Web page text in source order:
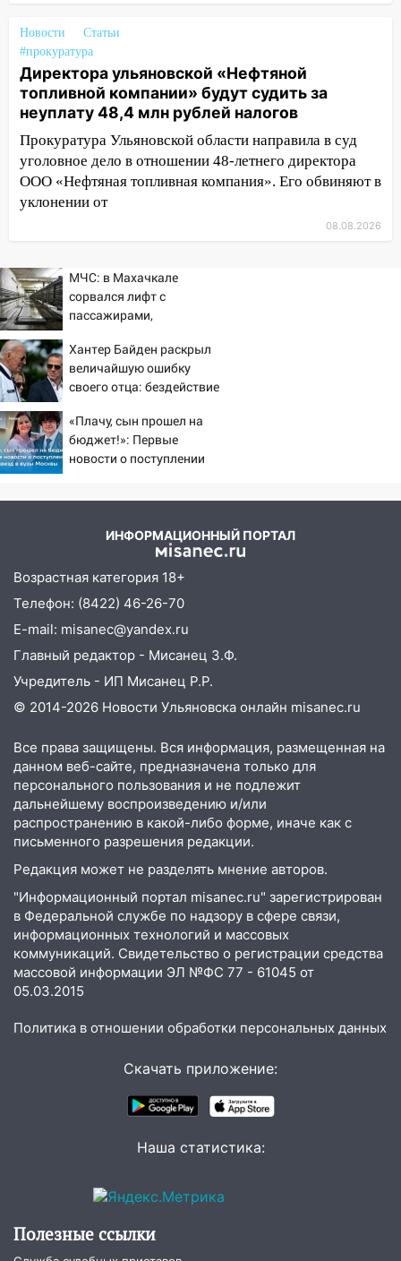
13:08
Ураган ударил по Ульяновску:
сорванные крыши, поваленные деревья,
затопленные улицы и остановившиеся
трамваи
12:17 Ульяновск накрыл крупный град:
после ливня город снова уходит под
воду
12:12 Прокуратура взяла на контроль
ДТП с шестилетним ребёнком на улице
12:01
Пьяная женщина сбила
шестилетнего ребёнка на улице
Федерации: возбуждено уголовное дело
11:16
В Ульяновске ищут 37-летнего
мужчину, пропавшего ещё 19 июля
10:30
хаски: куда сходить в Ульяновской
области 8–9 августа
10:11
«Нефтяной топливной компании» будут
09:28 Дети на дорогах: пострадали
велосипедисты, мотоциклисты и
пешеходы. Обзор крупных аварий в
Ульяновской области
08:30 Поджог со свечой, 16 сгоревших
домов и выстрел за водку
07:50 Какая погоды будет днем 8
06:45 Императорский мост в
Ульяновске останется закрытым до
утра 10 августа
05:18 Судьба готовит сюрприз: гороскоп
деньгами, а кого ждет неожиданная
встреча
04:47 В Ульяновской области объявили
ракетную опасность: звучат сирены
07.08.2026
купить тракторы с отсрочкой платежа
В следственном управлении
состоялось торжественное
мероприятие, приуроченное к
празднованию Дня сотрудника органов
следствия Российской Федерации
Ульяновцев приглашают
поддержать «Симбирскую чебурашку»
на фестивале «ФормАРТ»
Новости
Статьи
#прокуратура
Директора ульяновской «Нефтяной
топливной компании» будут судить за
неуплату 48,4 млн рублей налогов
Прокуратура Ульяновской области направила в суд
уголовное дело в отношении 48-летнего директора
ООО «Нефтяная топливная компания». Его обвиняют в
уклонении от
08.08.2026
МЧС: в Махачкале
сорвался лифт с
пассажирами,
человека
Хантер Байден раскрыл
величайшую ошибку
своего отца: бездействие
«Плачу, сын прошел на
бюджет!»: Первые
новости о поступлении
ИНФОРМАЦИОННЫЙ ПОРТАЛ
Возрастная категория 18+
Телефон: (8422) 46-26-70
E-mail: misanec@yandex.ru
Главный редактор - Мисанец З.Ф.
Учредитель - ИП Мисанец Р.Р.
© 2014-2026 Новости Ульяновска онлайн misanec.ru
Все права защищены. Вся информация, размещенная на
данном веб-сайте, предназначена только для
персонального пользования и не подлежит
дальнейшему воспроизведению и/или
распространению в какой-либо форме, иначе как с
письменного разрешения редакции.
Редакция может не разделять мнение авторов.
"Информационный портал misanec.ru" зарегистрирован
в Федеральной службе по надзору в сфере связи,
информационных технологий и массовых
коммуникаций. Свидетельство о регистрации средства
массовой информации ЭЛ №ФС 77 - 61045 от
05.03.2015
Политика в отношении обработки персональных данных
Скачать приложение:
Наша статистика:
Полезные ссылки